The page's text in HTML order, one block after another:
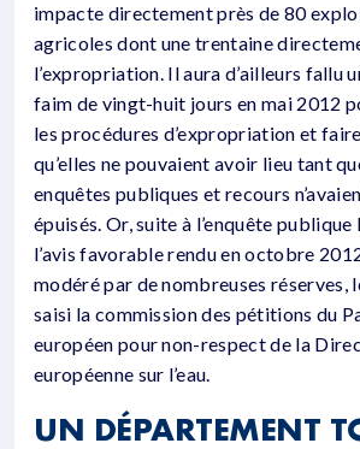
impacte directement près de 80
agricoles dont une trentaine
l’expropriation. Il aura d’ailleurs fallu
faim de vingt-huit jours en mai 2012
les procédures d’expropriation et
qu’elles ne pouvaient avoir lieu tant
enquêtes publiques et recours
épuisés. Or, suite à l’enquête publique
l’avis favorable rendu en octobre
modéré par de nombreuses réserves,
saisi la commission des pétitions du
européen pour non-respect de la
européenne sur l’eau.
UN DÉPARTEMENT